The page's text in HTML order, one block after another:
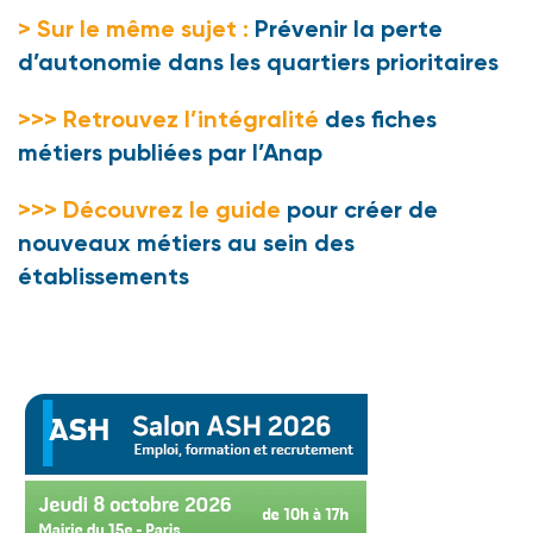
> Sur le même sujet : Prévenir la perte
d’autonomie dans les quartiers prioritaires
>>> Retrouvez l’intégralité des fiches
métiers publiées par l’Anap
>>> Découvrez le guide pour créer de
nouveaux métiers au sein des
établissements